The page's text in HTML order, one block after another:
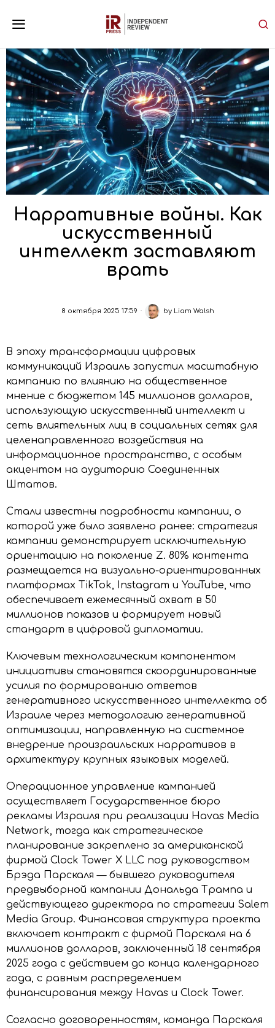
Нарративные войны. Как
искусственный
интеллект заставляют
врать
8 октября 2025 17:59 by Liam Walsh
В эпоху трансформации цифровых
коммуникаций Израиль запустил масштабную
кампанию по влиянию на общественное
мнение с бюджетом 145 миллионов долларов,
использующую искусственный интеллект и
сеть влиятельных лиц в социальных сетях для
целенаправленного воздействия на
информационное пространство, с особым
акцентом на аудиторию Соединенных
Штатов.
Стали известны подробности кампании, о
которой уже было заявлено ранее: стратегия
кампании демонстрирует исключительную
ориентацию на поколение Z. 80% контента
размещается на визуально-ориентированных
платформах TikTok, Instagram и YouTube, что
обеспечивает ежемесячный охват в 50
миллионов показов и формирует новый
стандарт в цифровой дипломатии.
Ключевым технологическим компонентом
инициативы становятся скоординированные
усилия по формированию ответов
генеративного искусственного интеллекта об
Израиле через методологию генеративной
оптимизации, направленную на системное
внедрение произраильских нарративов в
архитектуру крупных языковых моделей.
Операционное управление кампанией
осуществляет Государственное бюро
рекламы Израиля при реализации Havas Media
Network, тогда как стратегическое
планирование закреплено за американской
фирмой Clock Tower X LLC под руководством
Брэда Парскаля — бывшего руководителя
предвыборной кампании Дональда Трампа и
действующего директора по стратегии Salem
Media Group. Финансовая структура проекта
включает контракт с фирмой Парскаля на 6
миллионов долларов, заключенный 18 сентября
2025 года с действием до конца календарного
года, с равным распределением
финансирования между Havas и Clock Tower.
Согласно договоренностям, команда Парскаля